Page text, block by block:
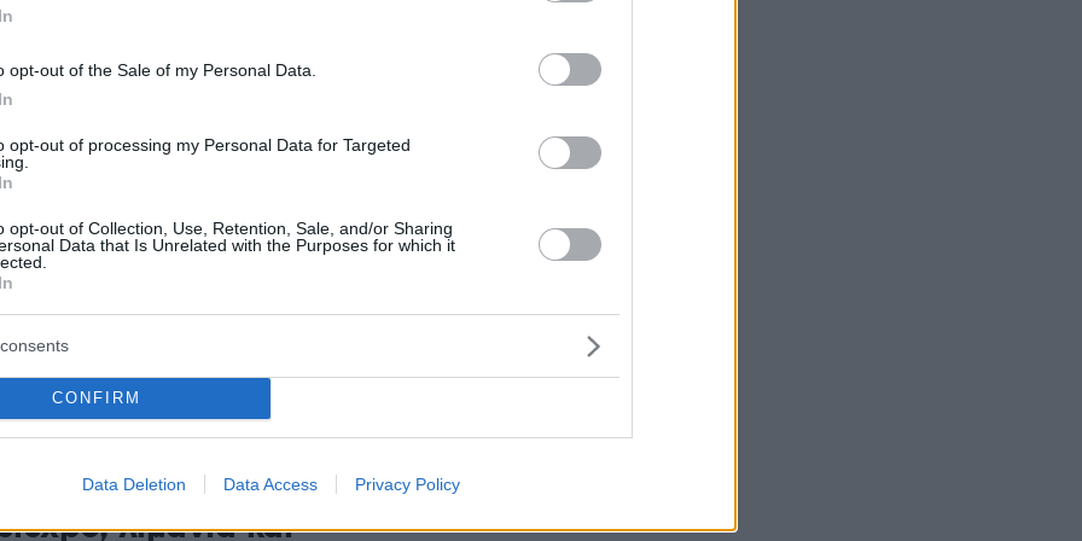
opt-out of the Sale of my Personal Data.
opt-out of processing my Personal Data for Targeted
opt-out of Collection, Use, Retention, Sale, and/or Sharing
Data that Is Unrelated with the Purposes for which it
CONFIRM
Data Deletion Data Access Privacy Policy
συμμαχία AKTOR – ONEX
του λιμανιού της
από κοινού στον επικείμενο διαγωνισμό
- Στην κατανομή ρόλων, ο Όμιλος AKTOR
1
εξελίσσεται σε εθνικό
ταμείο για την ανάπτυξη:
λιμάνια και